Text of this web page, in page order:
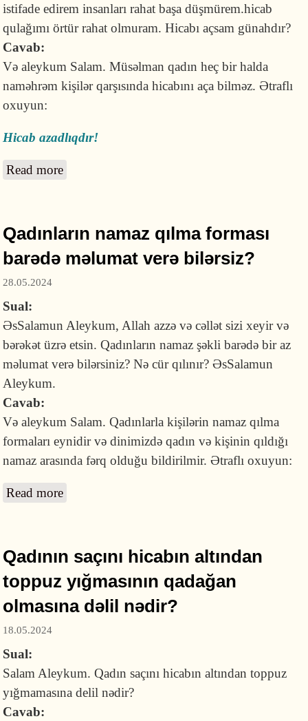
istifade edirem insanları rahat başa düşmürem.hicab
qulağımı örtür rahat olmuram. Hicabı açsam günahdır?
Cavab:
Və aleykum Salam. Müsəlman qadın heç bir halda
naməhrəm kişilər qarşısında hicabını aça bilməz. Ətraflı
oxuyun:
Hicab azadlıqdır!
Read more
Qadınların namaz qılma forması
barədə məlumat verə bilərsiz?
28.05.2024
Sual:
ƏsSalamun Aleykum, Allah azzə və cəllət sizi xeyir və
bərəkət üzrə etsin. Qadınların namaz şəkli barədə bir az
məlumat verə bilərsiniz? Nə cür qılınır? ƏsSalamun
Aleykum.
Cavab:
Və aleykum Salam. Qadınlarla kişilərin namaz qılma
formaları eynidir və dinimizdə qadın və kişinin qıldığı
namaz arasında fərq olduğu bildirilmir. Ətraflı oxuyun:
Read more
Qadının saçını hicabın altından
toppuz yığmasının qadağan
olmasına dəlil nədir?
18.05.2024
Sual:
Salam Aleykum. Qadın saçını hicabın altından toppuz
yığmamasına delil nədir?
Cavab: